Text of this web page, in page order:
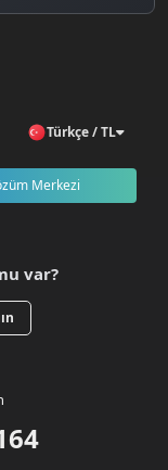
Türkçe / TL
Merkezi
var?